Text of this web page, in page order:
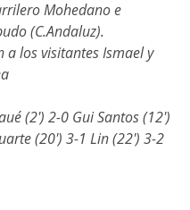
Mohedano e
(C.Andaluz).
a los visitantes Ismael y
(2') 2-0 Gui Santos (12')
(20') 3-1 Lin (22') 3-2